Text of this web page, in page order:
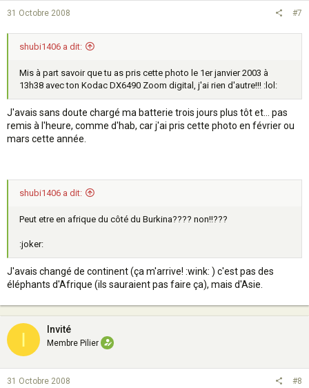
31 Octobre 2008 #7
shubi1406 a dit:
Mis à part savoir que tu as pris cette photo le 1er janvier 2003 à
13h38 avec ton Kodac DX6490 Zoom digital, j'ai rien d'autre!!! :lol:
J'avais sans doute chargé ma batterie trois jours plus tôt et... pas
remis à l'heure, comme d'hab, car j'ai pris cette photo en février ou
mars cette année.
shubi1406 a dit:
Peut etre en afrique du côté du Burkina???? non!!???
:joker:
J'avais changé de continent (ça m'arrive! :wink: ) c'est pas des
éléphants d'Afrique (ils sauraient pas faire ça), mais d'Asie.
I Invité
Membre Pilier
31 Octobre 2008 #8